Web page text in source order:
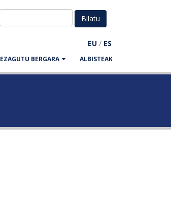
EU / ES
EZAGUTU BERGARA ALBISTEAK